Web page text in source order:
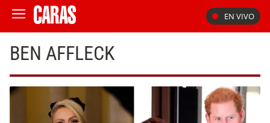
EN VIVO
BEN AFFLECK